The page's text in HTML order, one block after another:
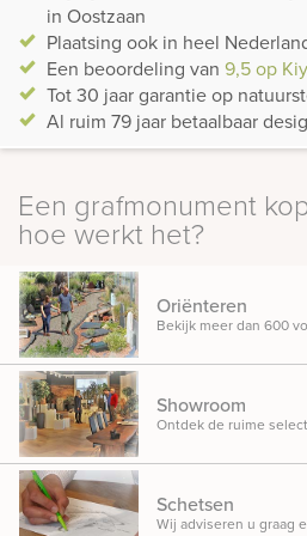
in Oostzaan
Plaatsing ook in heel
Een beoordeling van 9,5 op
Tot 30 jaar garantie op
Al ruim 79 jaar betaalbaar
Een grafmonument
hoe werkt het?
Oriënteren
Showroom
Schetsen